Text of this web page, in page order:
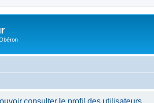
consulter le profil des utilisateurs.